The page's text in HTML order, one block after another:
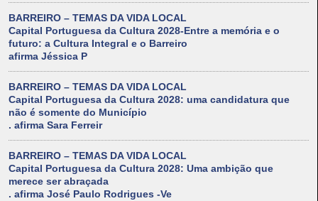
BARREIRO – TEMAS DA VIDA LOCAL
Capital Portuguesa da Cultura 2028-Entre a memória e o
futuro: a Cultura Integral e o Barreiro
afirma Jéssica P
BARREIRO – TEMAS DA VIDA LOCAL
Capital Portuguesa da Cultura 2028: uma candidatura que
não é somente do Município
. afirma Sara Ferreir
BARREIRO – TEMAS DA VIDA LOCAL
Capital Portuguesa da Cultura 2028: Uma ambição que
merece ser abraçada
. afirma José Paulo Rodrigues -Ve